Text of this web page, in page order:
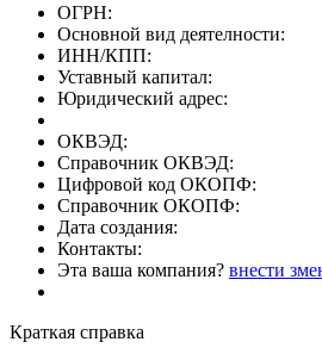
ОГРН:
Основной вид деятелности:
ИНН/КПП:
Уставный капитал:
Юридический адрес:
ОКВЭД:
Справочник ОКВЭД:
Цифровой код ОКОПФ:
Справочник ОКОПФ:
Дата создания:
Контакты:
Эта ваша компания? внести
Краткая справка